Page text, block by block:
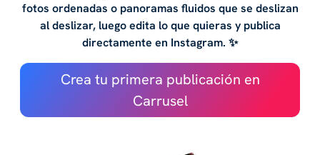
fotos ordenadas o panoramas fluidos que se deslizan
al deslizar, luego edita lo que quieras y publica
directamente en Instagram. ✨
Crea tu primera publicación en
Carrusel